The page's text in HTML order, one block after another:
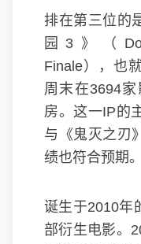
排在第三位的
园 3》（
Finale），也
周末在3694
房。这一IP的
与《鬼灭之刃
绩也符合预期。
诞生于2010年
部衍生电影。